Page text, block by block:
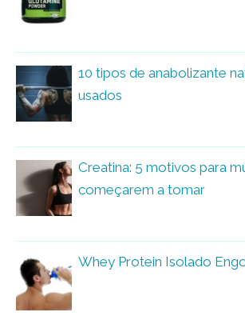
10 tipos de anabolizante
usados
Creatina: 5 motivos para
começarem a tomar
Whey Protein Isolado